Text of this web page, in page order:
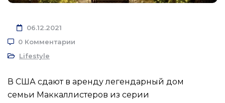
06.12.2021
0 Комментарии
Lifestyle
В США сдают в аренду легендарный дом
семьи Маккаллистеров из серии